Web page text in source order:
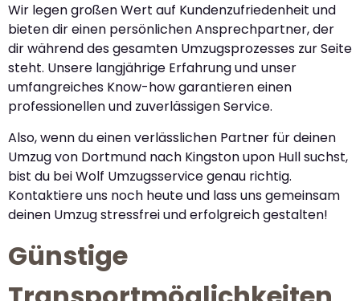
Wir legen großen Wert auf Kundenzufriedenheit und
bieten dir einen persönlichen Ansprechpartner, der
dir während des gesamten Umzugsprozesses zur Seite
steht. Unsere langjährige Erfahrung und unser
umfangreiches Know-how garantieren einen
professionellen und zuverlässigen Service.
Also, wenn du einen verlässlichen Partner für deinen
Umzug von Dortmund nach Kingston upon Hull suchst,
bist du bei Wolf Umzugsservice genau richtig.
Kontaktiere uns noch heute und lass uns gemeinsam
deinen Umzug stressfrei und erfolgreich gestalten!
Günstige